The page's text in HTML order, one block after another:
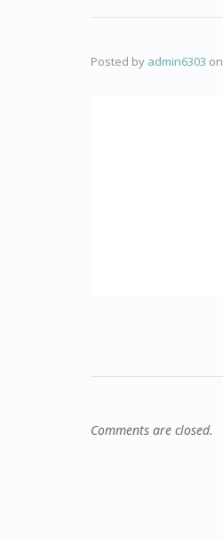
Posted by admin6303 on
Comments are closed.